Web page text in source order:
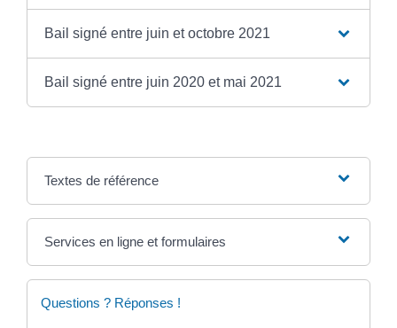
Bail signé entre juin et octobre 2021
Bail signé entre juin 2020 et mai 2021
Textes de référence
Services en ligne et formulaires
Questions ? Réponses !